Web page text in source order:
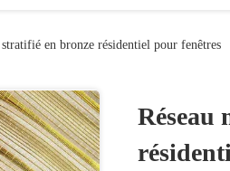
en bronze résidentiel pour fenêtres
Réseau